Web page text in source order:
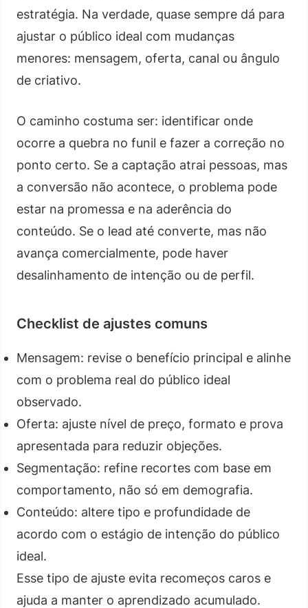
estratégia. Na verdade, quase sempre dá para
ajustar o público ideal com mudanças
menores: mensagem, oferta, canal ou ângulo
de criativo.
O caminho costuma ser: identificar onde
ocorre a quebra no funil e fazer a correção no
ponto certo. Se a captação atrai pessoas, mas
a conversão não acontece, o problema pode
estar na promessa e na aderência do
conteúdo. Se o lead até converte, mas não
avança comercialmente, pode haver
desalinhamento de intenção ou de perfil.
Checklist de ajustes comuns
Mensagem: revise o benefício principal e alinhe
com o problema real do público ideal
observado.
Oferta: ajuste nível de preço, formato e prova
apresentada para reduzir objeções.
Segmentação: refine recortes com base em
comportamento, não só em demografia.
Conteúdo: altere tipo e profundidade de
acordo com o estágio de intenção do público
ideal.
Esse tipo de ajuste evita recomeços caros e
ajuda a manter o aprendizado acumulado.